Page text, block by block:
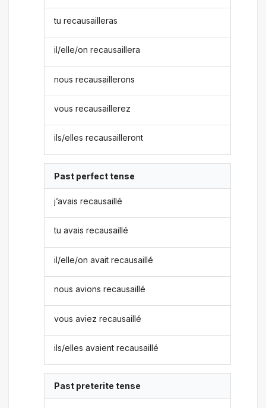
tu recausailleras
il/elle/on recausaillera
nous recausaillerons
vous recausaillerez
ils/elles recausailleront
Past perfect tense
j’avais recausaillé
tu avais recausaillé
il/elle/on avait recausaillé
nous avions recausaillé
vous aviez recausaillé
ils/elles avaient recausaillé
Past preterite tense